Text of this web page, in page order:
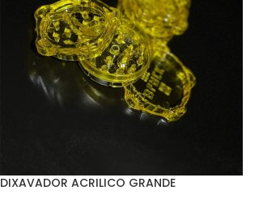
DIXAVADOR ACRILICO GRANDE